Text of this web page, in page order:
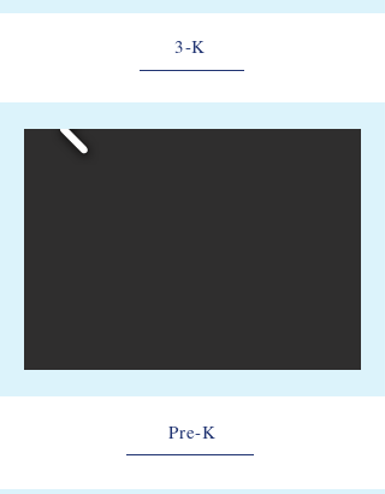
3-K
Pre-K​